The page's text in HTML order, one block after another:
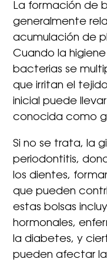
La formación de
generalmente
acumulación de
Cuando la
bacterias se
que irritan el
inicial puede
conocida como
Si no se trata, la
periodontitis,
los dientes,
que pueden
estas bolsas
hormonales,
la diabetes, y
pueden afectar la